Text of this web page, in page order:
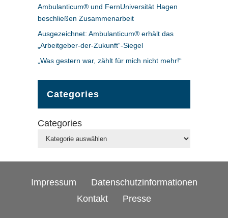
Ambulanticum® und FernUniversität Hagen
beschließen Zusammenarbeit
Ausgezeichnet: Ambulanticum® erhält das
„Arbeitgeber-der-Zukunft“-Siegel
„Was gestern war, zählt für mich nicht mehr!“
Categories
Categories
Impressum
Datenschutzinformationen
Kontakt
Presse